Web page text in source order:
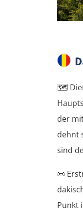
🗺️
der
dehnt
sind
📜
Punkt